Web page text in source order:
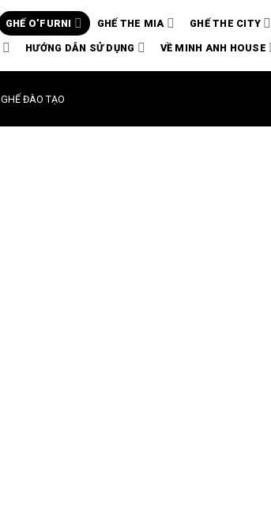
GHẾ O’FURNI GHẾ THE MIA GHẾ THE CITY
HƯỚNG DẪN SỬ DỤNG VỀ MINH ANH HOUSE
GHẾ ĐÀO TẠO